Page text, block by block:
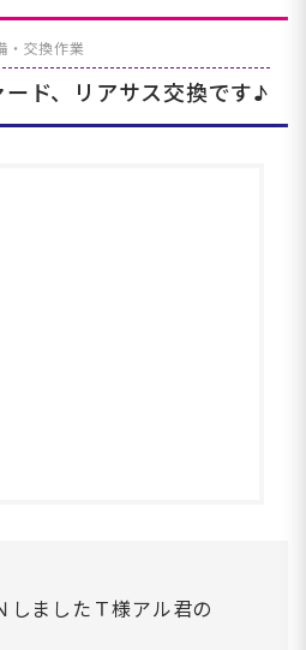
・交換作業
ド、リアサス交換です♪
しましたＴ様アル君の